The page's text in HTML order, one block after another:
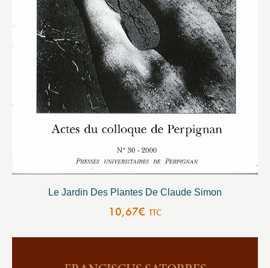
Le Jardin Des Plantes De Claude Simon
10,67€ TTC